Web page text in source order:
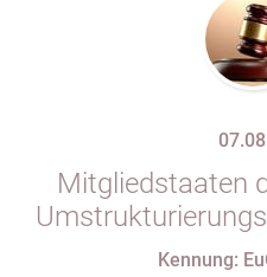
Mitgliedstaaten
indirekten
Kennung: